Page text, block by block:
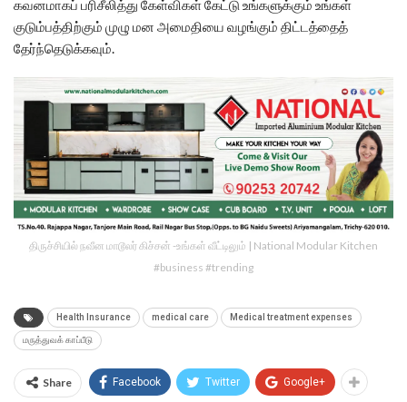
கவனமாகப் பரிசீலித்து கேள்விகள் கேட்டு உங்களுக்கும் உங்கள்
குடும்பத்திற்கும் முழு மன அமைதியை வழங்கும் திட்டத்தைத்
தேர்ந்தெடுக்கவும்.
திருச்சியில் நவீன மாடூலர் கிச்சன் -உங்கள் வீட்டிலும் | National Modular Kitchen
#business #trending
Health Insurance medical care Medical treatment expenses
மருத்துவக் காப்பீடு
Share Facebook Twitter Google+